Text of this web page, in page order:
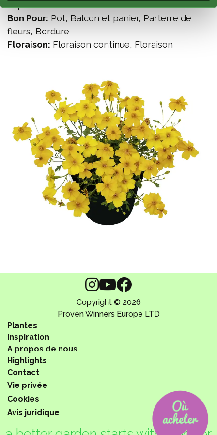
Exposition:Soleil
Bon Pour: Pot, Balcon et panier, Parterre de
fleurs, Bordure
Floraison: Floraison continue, Floraison
Copyright © 2026
Proven Winners Europe LTD
Plantes
Inspiration
A propos de nous
Vie privée
Cookies
Avis juridique
Highlights
Contact